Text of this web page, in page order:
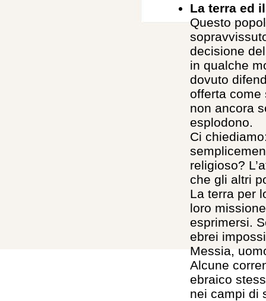
La terra ed
Questo
decisione
in qualche
dovuto
offerta come
non ancora
esplodono.
Ci
religioso?
che gli altri
La terra per
loro
esprimersi.
ebrei
Messia,
Alcune
ebraico
nei campi di